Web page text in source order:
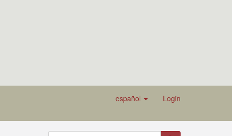
español Login